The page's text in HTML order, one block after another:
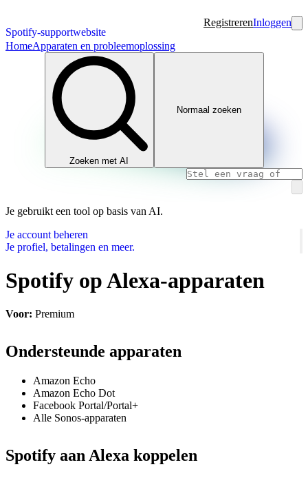
Spotify-supportwebsite
RegistrerenInloggen
HomeApparaten en probleemoplossing
Zoeken met AI
Normaal zoeken
Je gebruikt een tool op basis van AI.
Je account beheren
Je profiel, betalingen en meer.
Spotify op Alexa-apparaten
Voor: Premium
Ondersteunde apparaten
Amazon Echo
Amazon Echo Dot
Facebook Portal/Portal+
Alle Sonos-apparaten
Spotify aan Alexa koppelen